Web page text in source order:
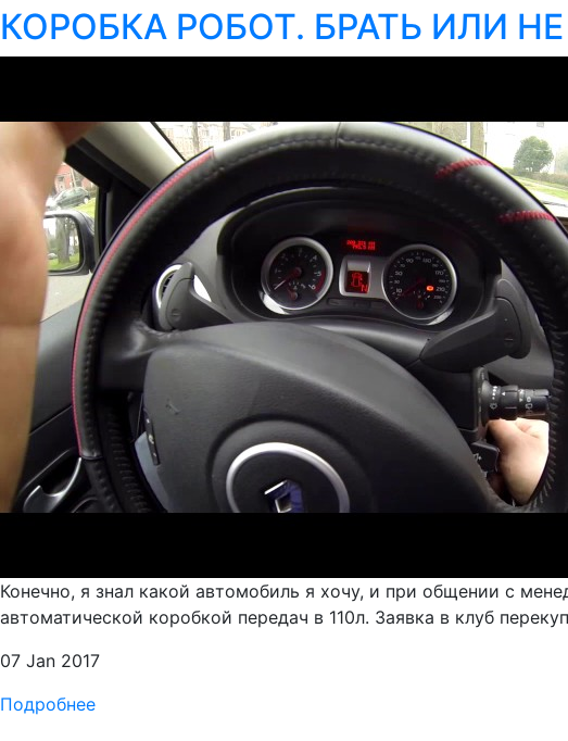
КОРОБКА РОБОТ. БРАТЬ ИЛИ НЕ
Конечно, я знал какой автомобиль я хочу, и при общении с
автоматической коробкой передач в 110л. Заявка в клуб
07 Jan 2017
Подробнее